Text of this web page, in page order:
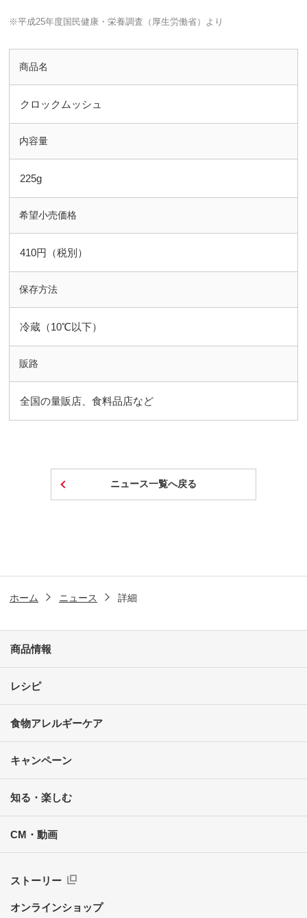
※平成25年度国民健康・栄養調査（厚生労働省）より
商品名
クロックムッシュ
内容量
225g
希望小売価格
410円（税別）
保存方法
冷蔵（10℃以下）
販路
全国の量販店、食料品店など
ニュース一覧へ戻る
ホーム ニュース 詳細
商品情報
レシピ
食物アレルギーケア
キャンペーン
知る・楽しむ
CM・動画
ストーリー
オンラインショップ